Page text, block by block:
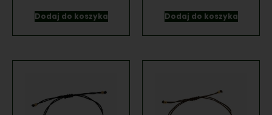
Dodaj do koszyka Dodaj do koszyka